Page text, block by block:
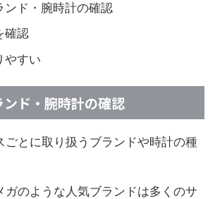
ンド・腕時計の確認
確認
やすい
ド・腕時計の確認
ごとに取り扱うブランドや時計の種
ガのような人気ブランドは多くのサ